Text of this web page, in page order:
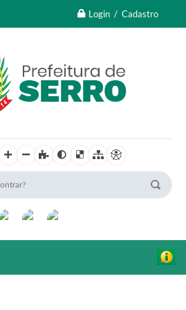
Login / Cadastro